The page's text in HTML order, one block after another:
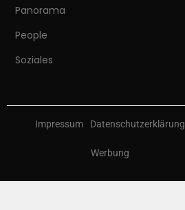
Panorama
People
Soziales
Impressum Datenschutzerklärung
Werbung